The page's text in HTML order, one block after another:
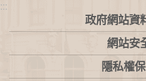
:::
政府網站資
網站安
隱私權